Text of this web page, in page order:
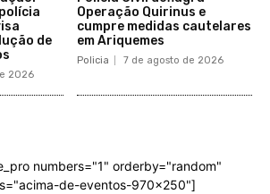
de
2026
Operação Quirinus e
cumpre medidas cautelares
em Ariquemes
Policia 7 de agosto de 2026
numbers="1" orderby="random"
de-eventos-970x250"]